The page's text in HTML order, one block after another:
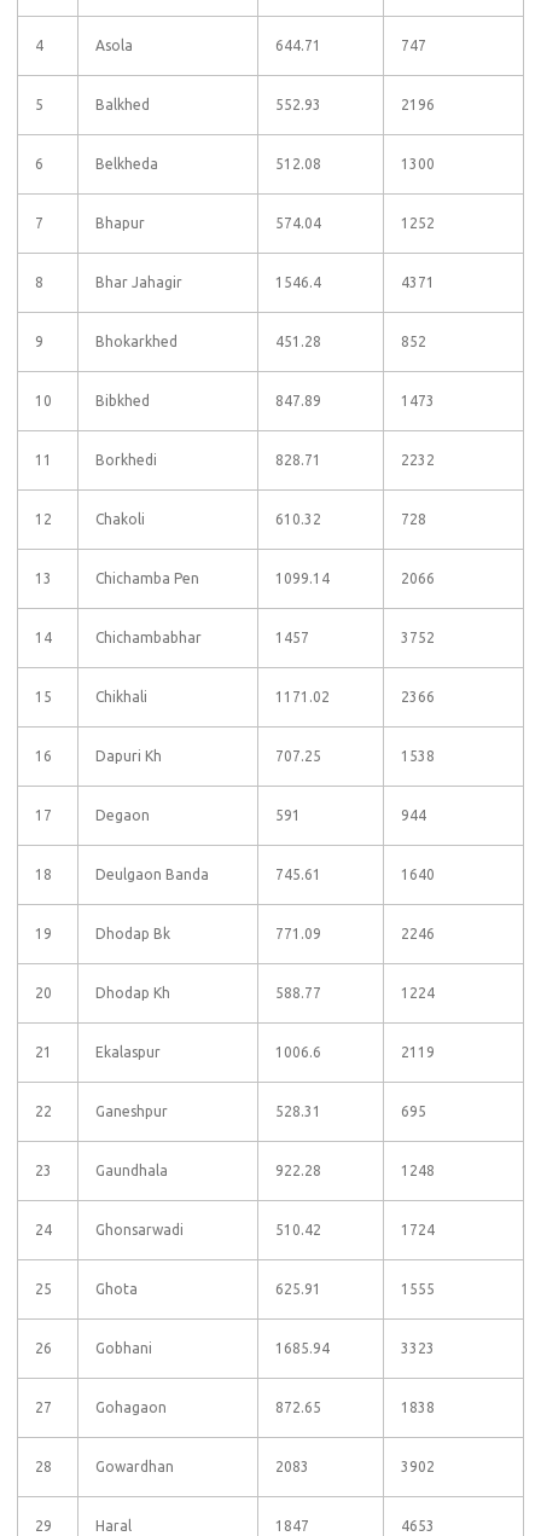
4 Asola 644.71 747
5 Balkhed 552.93 2196
6 Belkheda 512.08 1300
7 Bhapur 574.04 1252
8 Bhar Jahagir 1546.4 4371
9 Bhokarkhed 451.28 852
10 Bibkhed 847.89 1473
11 Borkhedi 828.71 2232
12 Chakoli 610.32 728
13 Chichamba Pen 1099.14 2066
14 Chichambabhar 1457 3752
15 Chikhali 1171.02 2366
16 Dapuri Kh 707.25 1538
17 Degaon 591 944
18 Deulgaon Banda 745.61 1640
19 Dhodap Bk 771.09 2246
20 Dhodap Kh 588.77 1224
21 Ekalaspur 1006.6 2119
22 Ganeshpur 528.31 695
23 Gaundhala 922.28 1248
24 Ghonsarwadi 510.42 1724
25 Ghota 625.91 1555
26 Gobhani 1685.94 3323
27 Gohagaon 872.65 1838
28 Gowardhan 2083 3902
29 Haral 1847 4653